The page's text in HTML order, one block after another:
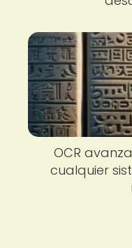
OCR
cualquier